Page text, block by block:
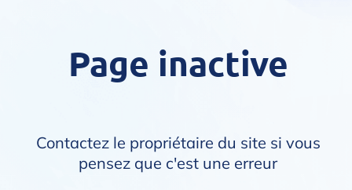
Page inactive
Contactez le propriétaire du site si vous
pensez que c'est une erreur